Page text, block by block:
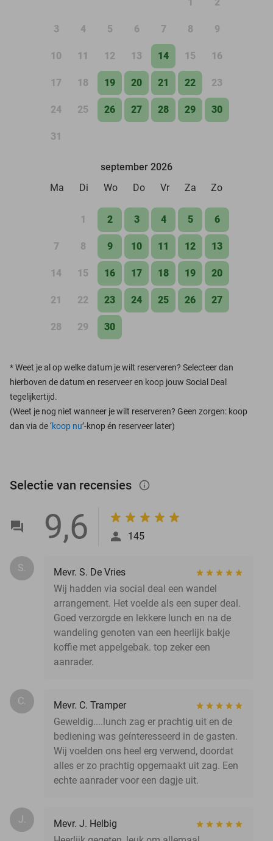
3 4 5 6 7 8 9
10 11 12 13 14 15 16
17 18 19 20 21 22 23
24 25 26 27 28 29 30
31
september 2026
Ma
Di Wo Do Vr Za Zo
1 2 3 4 5 6
7 8 9 10 11 12 13
14 15 16 17 18 19 20
21 22 23 24 25 26 27
28 29 30
*Weet je al op welke datum je wilt reserveren? Selecteer dan
hierboven de datum en reserveer en koop jouw Social Deal
tegelijkertijd.
(Weet je nog niet wanneer je wilt reserveren? Geen zorgen: koop
dan via de ‘koop nu’-knop én reserveer later)
Selectie van recensies info_outlined
9,6 145
S.
Mevr. S. De Vries
Wij hadden via social deal een wandel
arrangement. Het voelde als een super deal.
Goed verzorgde en lekkere lunch en na de
wandeling genoten van een heerlijk bakje
koffie met appelgebak. top zeker een
aanrader.
C.
Mevr. C. Tramper
Geweldig....lunch zag er prachtig uit en de
bediening was geínteresseerd in de gasten.
Wij voelden ons heel erg verwend, doordat
alles er zo prachtig opgemaakt uit zag. Een
echte aanrader voor een dagje uit.
J.
Mevr. J. Helbig